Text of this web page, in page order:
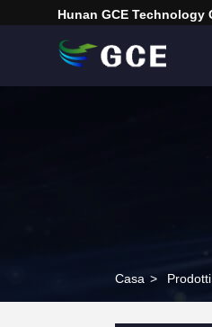
Hunan GCE Technology
Casa > Prodotti